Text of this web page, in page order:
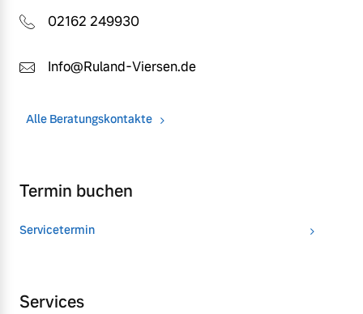
02162 249930
Info@Ruland-Viersen.de
Alle Beratungskontakte
Termin buchen
Servicetermin
Services